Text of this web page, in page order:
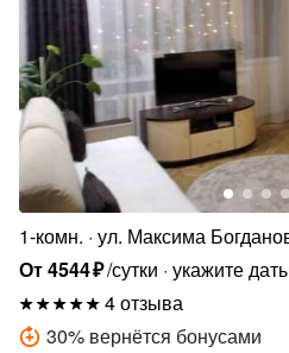
1-комн. ул. Максима
От4544₽/сутки укажите
4 отзыва
30% вернётся бонусами